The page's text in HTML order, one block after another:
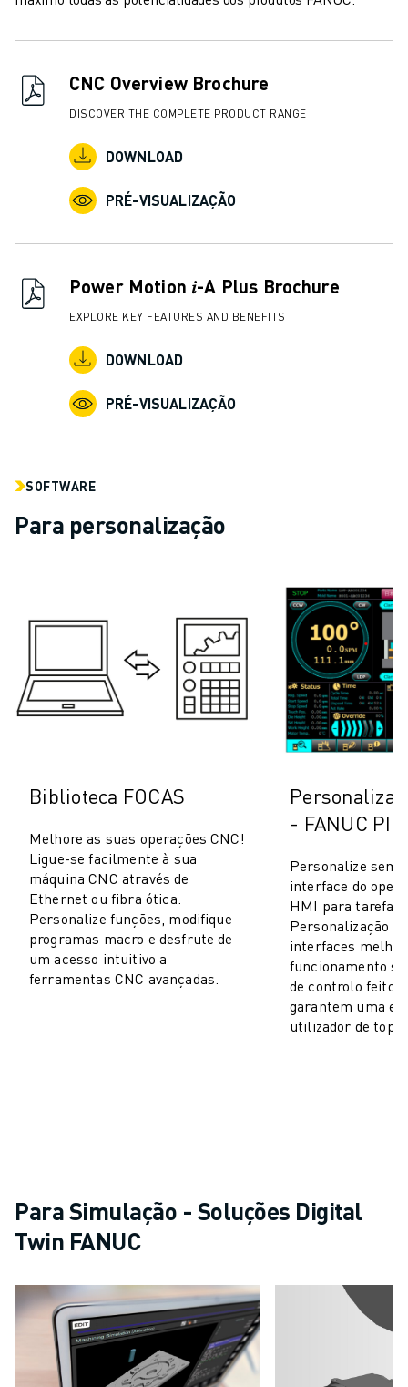
CNC Overview Brochure
DISCOVER THE COMPLETE PRODUCT RANGE
DOWNLOAD
PRÉ-VISUALIZAÇÃO
Power Motion 𝑖-A Plus Brochure
EXPLORE KEY FEATURES AND BENEFITS
DOWNLOAD
PRÉ-VISUALIZAÇÃO
SOFTWARE
Para personalização
Biblioteca FOCAS
Melhore as suas operações CNC!
Ligue-se facilmente à sua
máquina CNC através de
Ethernet ou fibra ótica.
Personalize funções, modifique
programas macro e desfrute de
um acesso intuitivo a
ferramentas CNC avançadas.
- FANUC
Personalize sem
interface do
HMI para tarefas
Personalização
interfaces
funcionamento
de controlo feitos
garantem uma
utilizador de topo.
Para Simulação - Soluções Digital
Twin FANUC